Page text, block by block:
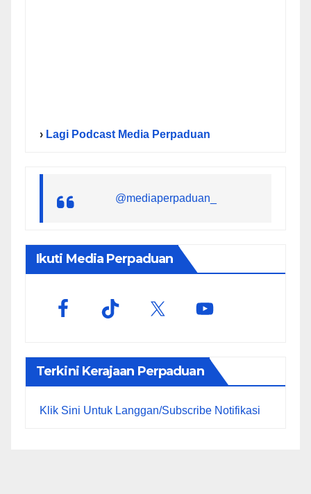
› Lagi Podcast Media Perpaduan
@mediaperpaduan_
Ikuti Media Perpaduan
Terkini Kerajaan Perpaduan
Klik Sini Untuk Langgan/Subscribe Notifikasi